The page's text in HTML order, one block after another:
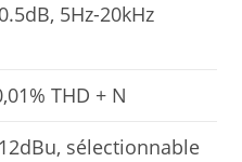
5Hz-20kHz
THD + N
sélectionnable